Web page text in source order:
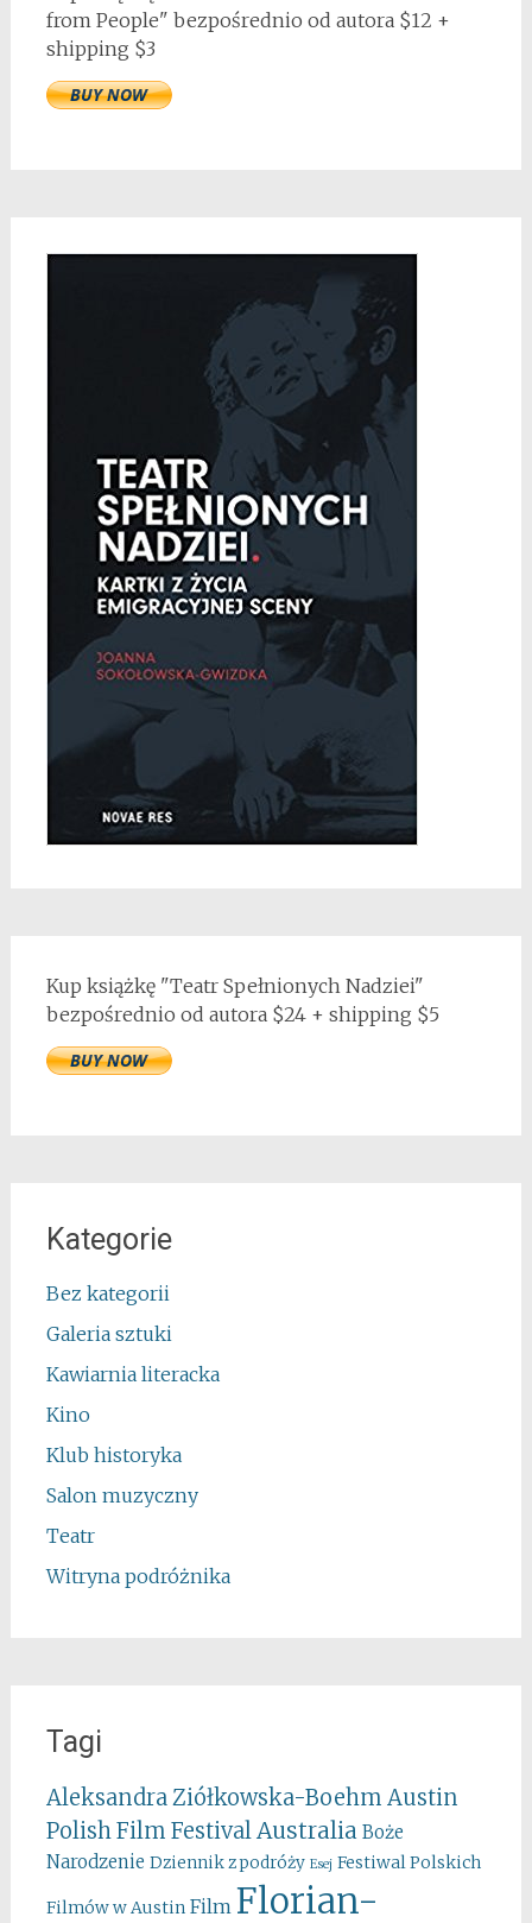
from People" bezpośrednio od autora $12 +
shipping $3
Kup książkę "Teatr Spełnionych Nadziei"
bezpośrednio od autora $24 + shipping $5
Kategorie
Bez kategorii
Galeria sztuki
Kawiarnia literacka
Kino
Klub historyka
Salon muzyczny
Teatr
Witryna podróżnika
Tagi
Aleksandra Ziółkowska-Boehm Austin
Polish Film FestivalAustralia Boże
Narodzenie Dziennik z podróży Esej Festiwal Polskich
Filmów w Austin Film Florian-